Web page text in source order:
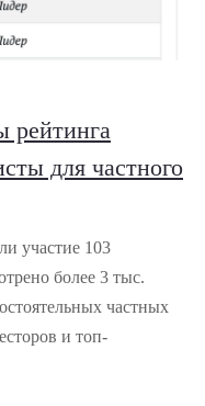
рейтинга
для частного
участие 103
более 3 тыс.
частных
и топ-